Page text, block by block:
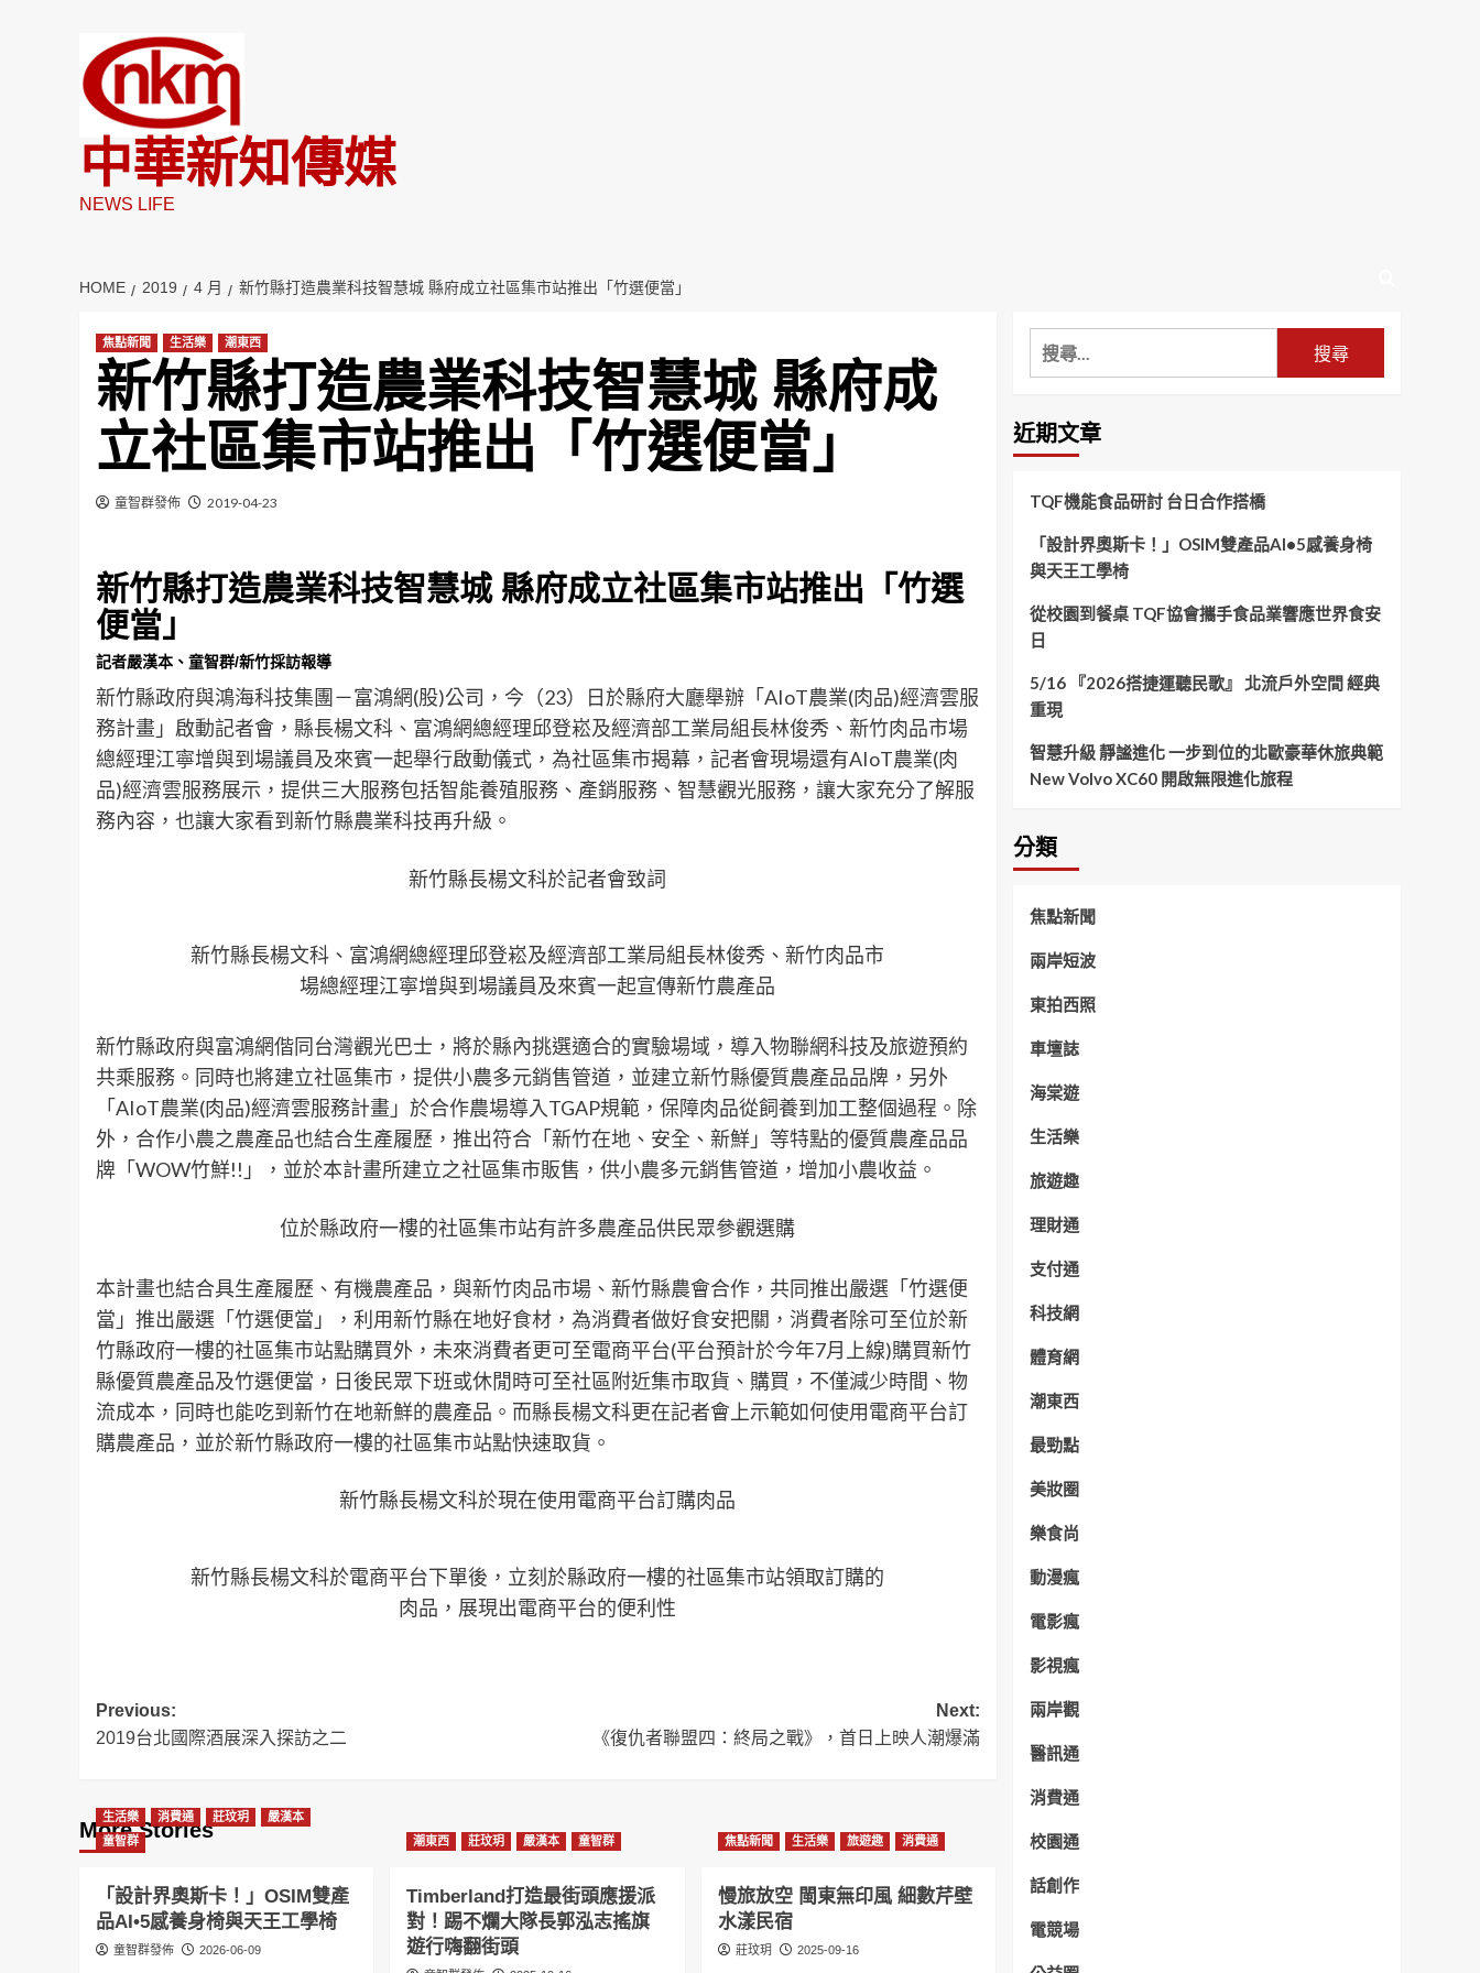
中華新知傳媒
NEWS LIFE
HOME 2019 4 月 新竹縣打造農業科技智慧城 縣府成立社區集市站推出「竹選便當」
焦點新聞 生活樂 潮東西
新竹縣打造農業科技智慧城 縣府成
立社區集市站推出「竹選便當」
童智群發佈 2019-04-23
新竹縣打造農業科技智慧城 縣府成立社區集市站推出「竹選
便當」
記者嚴漢本、童智群/新竹採訪報導
新竹縣政府與鴻海科技集團－富鴻網(股)公司，今（23）日於縣府大廳舉辦「AIoT農業(肉品)經濟雲服
務計畫」啟動記者會，縣長楊文科、富鴻網總經理邱登崧及經濟部工業局組長林俊秀、新竹肉品市場
總經理江寧增與到場議員及來賓一起舉行啟動儀式，為社區集市揭幕，記者會現場還有AIoT農業(肉
品)經濟雲服務展示，提供三大服務包括智能養殖服務、產銷服務、智慧觀光服務，讓大家充分了解服
務內容，也讓大家看到新竹縣農業科技再升級。
新竹縣長楊文科於記者會致詞
新竹縣長楊文科、富鴻網總經理邱登崧及經濟部工業局組長林俊秀、新竹肉品市
場總經理江寧增與到場議員及來賓一起宣傳新竹農產品
新竹縣政府與富鴻網偕同台灣觀光巴士，將於縣內挑選適合的實驗場域，導入物聯網科技及旅遊預約
共乘服務。同時也將建立社區集市，提供小農多元銷售管道，並建立新竹縣優質農產品品牌，另外
「AIoT農業(肉品)經濟雲服務計畫」於合作農場導入TGAP規範，保障肉品從飼養到加工整個過程。除
外，合作小農之農產品也結合生產履歷，推出符合「新竹在地、安全、新鮮」等特點的優質農產品品
牌「WOW竹鮮!!」，並於本計畫所建立之社區集市販售，供小農多元銷售管道，增加小農收益。
位於縣政府一樓的社區集市站有許多農產品供民眾參觀選購
本計畫也結合具生產履歷、有機農產品，與新竹肉品市場、新竹縣農會合作，共同推出嚴選「竹選便
當」推出嚴選「竹選便當」，利用新竹縣在地好食材，為消費者做好食安把關，消費者除可至位於新
竹縣政府一樓的社區集市站點購買外，未來消費者更可至電商平台(平台預計於今年7月上線)購買新竹
縣優質農產品及竹選便當，日後民眾下班或休閒時可至社區附近集市取貨、購買，不僅減少時間、物
流成本，同時也能吃到新竹在地新鮮的農產品。而縣長楊文科更在記者會上示範如何使用電商平台訂
購農產品，並於新竹縣政府一樓的社區集市站點快速取貨。
新竹縣長楊文科於現在使用電商平台訂購肉品
新竹縣長楊文科於電商平台下單後，立刻於縣政府一樓的社區集市站領取訂購的
肉品，展現出電商平台的便利性
Post
navigation
Previous:
2019台北國際酒展深入探訪之二
Next:
《復仇者聯盟四：終局之戰》，首日上映人潮爆滿
More Stories
生活樂 消費通 莊玟玥
嚴漢本
童智群
「設計界奧斯卡！」OSIM雙產
品AI•5感養身椅與天王工學椅
童智群發佈 2026-06-09
潮東西 莊玟玥 嚴漢本 童智群
Timberland打造最街頭應援派
對！踢不爛大隊長郭泓志搖旗
遊行嗨翻街頭
焦點新聞 生活樂 旅遊趣 消費通
慢旅放空 閩東無印風 細數芹壁
水漾民宿
莊玟玥 2025-09-16
搜
尋
鍵
字:
近期文章
TQF機能食品研討 台日合作搭橋
「設計界奧斯卡！」OSIM雙產品AI•5感養身椅
與天王工學椅
從校園到餐桌 TQF協會攜手食品業響應世界食安
日
5/16 『2026搭捷運聽民歌』 北流戶外空間 經典
重現
智慧升級 靜謐進化 一步到位的北歐豪華休旅典範
New Volvo XC60 開啟無限進化旅程
分類
焦點新聞
兩岸短波
東拍西照
車壇誌
海棠遊
生活樂
旅遊趣
理財通
支付通
科技網
體育網
潮東西
最勁點
美妝圈
樂食尚
動漫瘋
電影瘋
影視瘋
兩岸觀
醫訊通
消費通
校園通
話創作
電競場